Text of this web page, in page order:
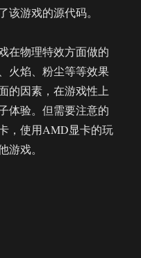
该游戏的源代码。
在物理特效方面做的
火焰、粉尘等等效果
的因素，在游戏性上
体验。但需要注意的
，使用AMD显卡的玩
游戏。